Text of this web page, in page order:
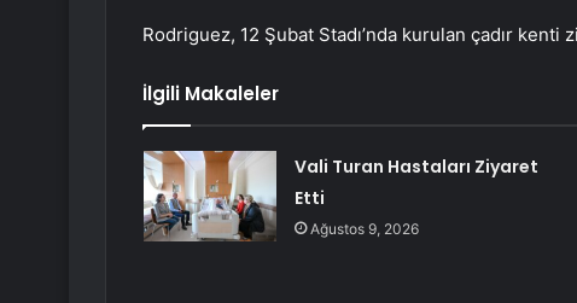
Rodriguez, 12 Şubat Stadı’nda kurulan çadır
İlgili Makaleler
Vali Turan Hastaları Ziyaret
Etti
Ağustos 9, 2026